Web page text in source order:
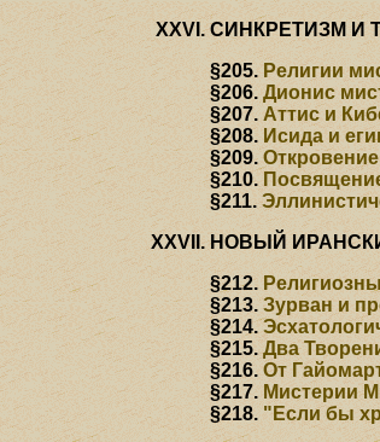
СИНКРЕТИЗМ И
§205. Религии
§206.Дионис
§207. Аттис и
§208. Исида и
§209.
§210.
§211.
НОВЫЙ
§212.
§213.Зурван и
§214.
§215.Два
§216.От
§217. Мистерии
§218. "Если бы